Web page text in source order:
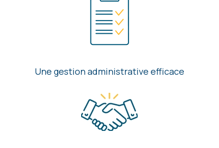
Une gestion administrative efficace